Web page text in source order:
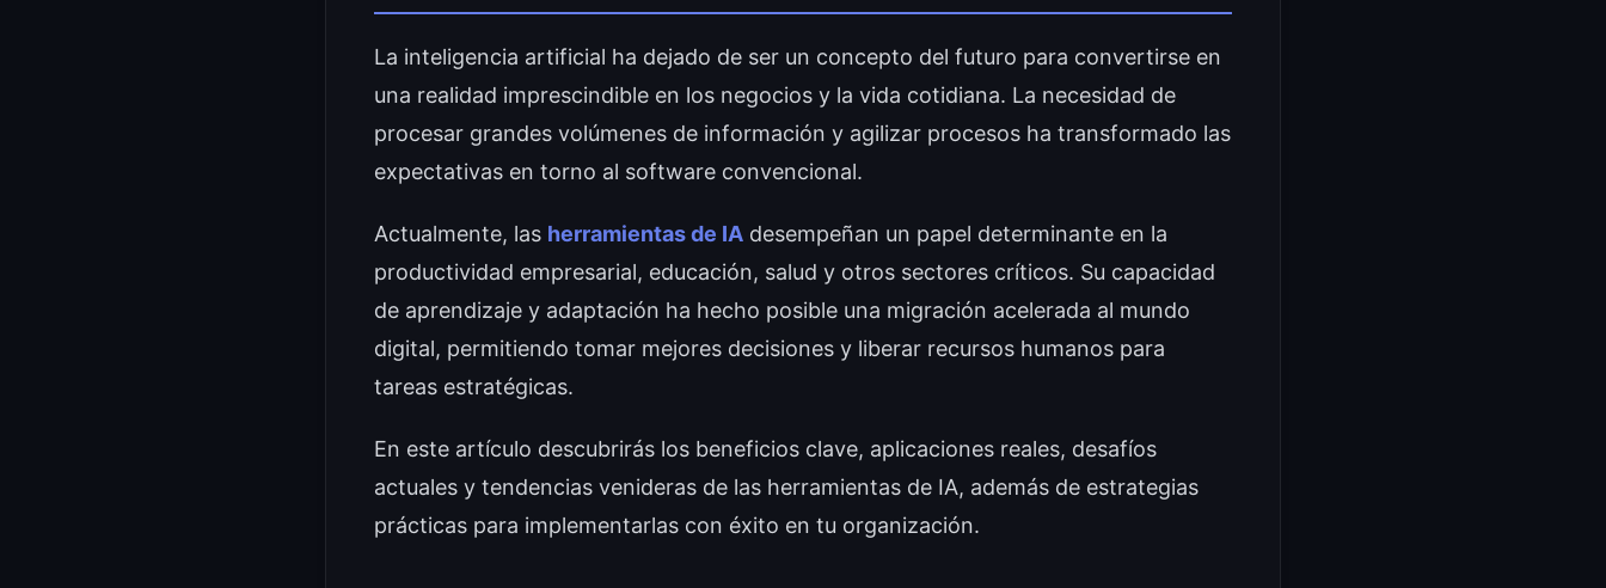
La inteligencia artificial ha dejado de ser un concepto del futuro para convertirse en
una realidad imprescindible en los negocios y la vida cotidiana. La necesidad de
procesar grandes volúmenes de información y agilizar procesos ha transformado las
expectativas en torno al software convencional.
Actualmente, las herramientas de IA desempeñan un papel determinante en la
productividad empresarial, educación, salud y otros sectores críticos. Su capacidad
de aprendizaje y adaptación ha hecho posible una migración acelerada al mundo
digital, permitiendo tomar mejores decisiones y liberar recursos humanos para
tareas estratégicas.
En este artículo descubrirás los beneficios clave, aplicaciones reales, desafíos
actuales y tendencias venideras de las herramientas de IA, además de estrategias
prácticas para implementarlas con éxito en tu organización.